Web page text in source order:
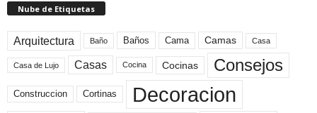
Nube de Etiquetas
Arquitectura Baño Baños Cama Camas Casa
Casa de Lujo Casas Cocina Cocinas Consejos
Construccion Cortinas Decoracion